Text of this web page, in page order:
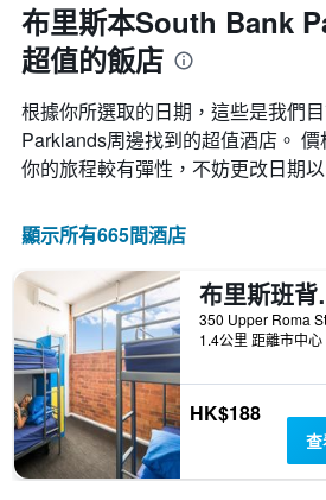
布里斯本South Bank
超值的飯店
根據你所選取的日期，這些是我們
Parklands​周邊找到的超值​酒店。
你的旅程較有彈性，不妨更改日期
顯示所有665間酒店
布
1.4公里 距離市中心
HK$188